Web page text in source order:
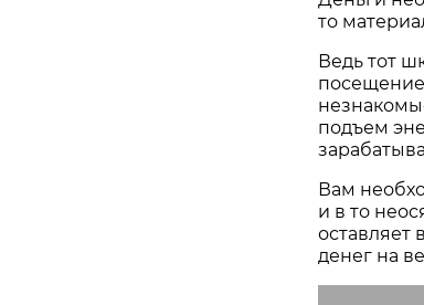
то
Ведь тот
посещение
подъем
Вам
и в то
оставляет
денег на